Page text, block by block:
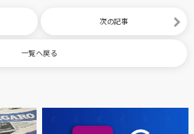
次の記事
一覧へ戻る